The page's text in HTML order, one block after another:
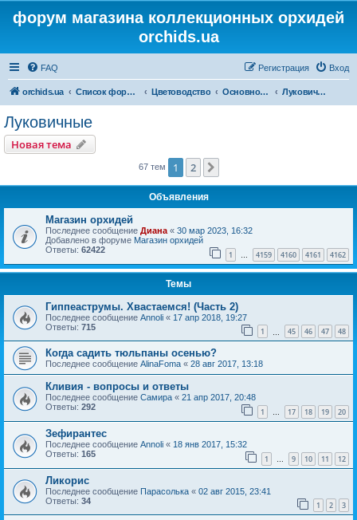
форум магазина коллекционных орхидей
orchids.ua
FAQ Вход
Регистрация
orchids.ua Список форумов Цветоводство Основной форум Луковичные
Луковичные
Новая тема
67 тем 1 2
Объявления
Магазин орхидей
Последнее сообщение Диана « 30 мар 2023, 16:32
Добавлено в форуме Магазин орхидей
Ответы: 62422 1 … 4159 4160 4161 4162
Темы
Гиппеаструмы. Хвастаемся! (Часть 2)
Последнее сообщение Annoli « 17 апр 2018, 19:27
Ответы: 715 1 45 46 47 48
Когда садить тюльпаны осенью?
Последнее сообщение AlinaFoma « 28 авг 2017, 13:18
Кливия - вопросы и ответы
Последнее сообщение Самира « 21 апр 2017, 20:48
Ответы: 292 1 … 17 18 19 20
Зефирантес
Последнее сообщение Annoli « 18 янв 2017, 15:32
Ответы: 165 1 … 9 10 11 12
Ликорис
Последнее сообщение Парасолька « 02 авг 2015, 23:41
Ответы: 34 1 2 3